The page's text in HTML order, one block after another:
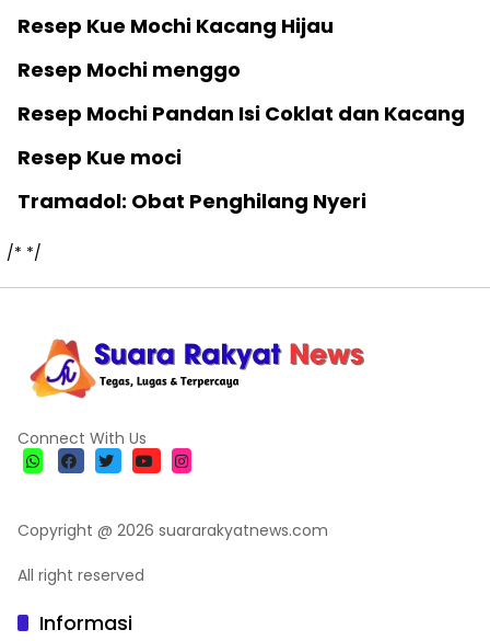
Resep Kue Mochi Kacang Hijau
Resep Mochi menggo
Resep Mochi Pandan Isi Coklat dan Kacang
Resep Kue moci
Tramadol: Obat Penghilang Nyeri
/* */
Connect With Us
Copyright @ 2026 suararakyatnews.com
All right reserved
Informasi